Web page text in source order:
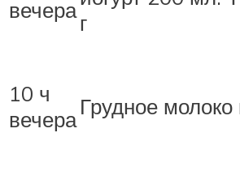
вечераг
10 ч
вечераГрудное